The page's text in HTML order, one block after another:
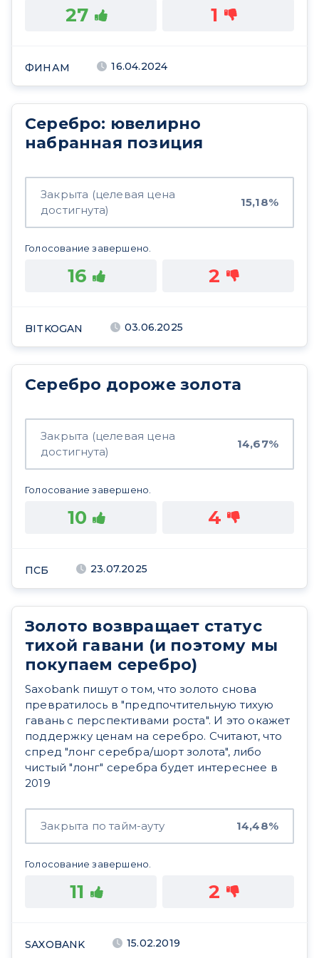
27 1
ФИНАМ 16.04.2024
Серебро: ювелирно
набранная позиция
Закрыта (целевая цена
достигнута)
15,18%
Голосование завершено.
16 2
BITKOGAN 03.06.2025
Серебро дороже золота
Закрыта (целевая цена
достигнута)
14,67%
Голосование завершено.
10 4
ПСБ 23.07.2025
Золото возвращает статус
тихой гавани (и поэтому мы
покупаем серебро)
Saxobank пишут о том, что золото снова
превратилось в "предпочтительную тихую
гавань с перспективами роста". И это окажет
поддержку ценам на серебро. Считают, что
спред "лонг серебра/шорт золота", либо
чистый "лонг" серебра будет интереснее в
2019
Закрыта по тайм-ауту 14,48%
Голосование завершено.
11 2
SAXOBANK 15.02.2019